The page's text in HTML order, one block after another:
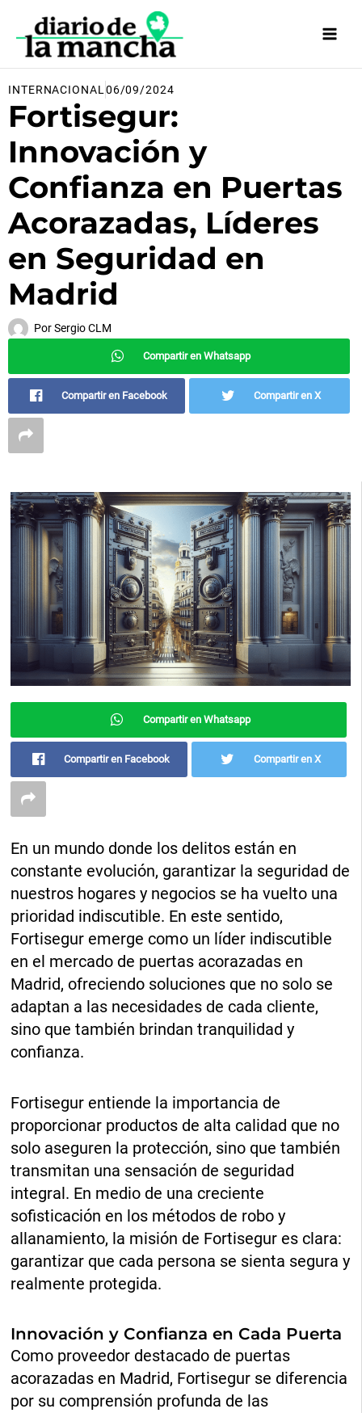
contenido
INTERNACIONAL 06/09/2024
Fortisegur:
Innovación y
Confianza en Puertas
Acorazadas, Líderes
en Seguridad en
Madrid
PorSergio CLM
Compartir en Whatsapp
Compartir en Facebook Compartir en X
Compartir en Whatsapp
Compartir en Facebook Compartir en X
En un mundo donde los delitos están en
constante evolución, garantizar la seguridad de
nuestros hogares y negocios se ha vuelto una
prioridad indiscutible. En este sentido,
Fortisegur emerge como un líder indiscutible
en el mercado de puertas acorazadas en
Madrid, ofreciendo soluciones que no solo se
adaptan a las necesidades de cada cliente,
sino que también brindan tranquilidad y
confianza.
Fortisegur entiende la importancia de
proporcionar productos de alta calidad que no
solo aseguren la protección, sino que también
transmitan una sensación de seguridad
integral. En medio de una creciente
sofisticación en los métodos de robo y
allanamiento, la misión de Fortisegur es clara:
garantizar que cada persona se sienta segura y
realmente protegida.
Innovación y Confianza en Cada Puerta
Como proveedor destacado de puertas
acorazadas en Madrid, Fortisegur se diferencia
por su comprensión profunda de las